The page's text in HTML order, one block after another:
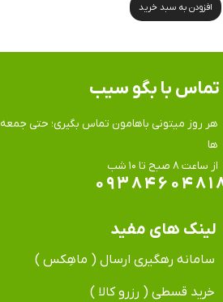
افزودن به سبد خرید
هر روز میتونی باهامون تماس بگیری؛ حتی جمعه
ها
​​​​​​​از ساعت ۸ صبح تا ۱۰ شب
تماس​​​​​​​ با بگو سیب
لینک های مفید
سامانه رهگیری ارسال ( ماهِکس )
خرید قسطی ( رزرو کالا )